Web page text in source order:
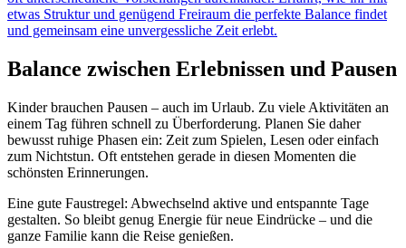
etwas Struktur und genügend Freiraum die perfekte Balance findet
und gemeinsam eine unvergessliche Zeit erlebt.
Balance zwischen Erlebnissen und Pausen
Kinder brauchen Pausen – auch im Urlaub. Zu viele Aktivitäten an
einem Tag führen schnell zu Überforderung. Planen Sie daher
bewusst ruhige Phasen ein: Zeit zum Spielen, Lesen oder einfach
zum Nichtstun. Oft entstehen gerade in diesen Momenten die
schönsten Erinnerungen.
Eine gute Faustregel: Abwechselnd aktive und entspannte Tage
gestalten. So bleibt genug Energie für neue Eindrücke – und die
ganze Familie kann die Reise genießen.